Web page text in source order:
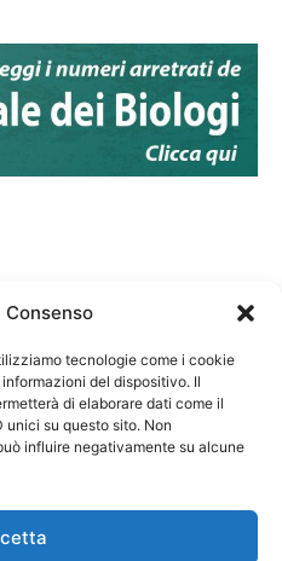
tecnologie come i cookie
del dispositivo. Il
di elaborare dati come il
su questo sito. Non
influire negativamente su alcune
Degli Ordini dei Biologi:
80069130583
www.fnob.it: Vincenzo